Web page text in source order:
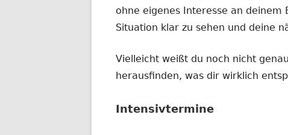
ohne eigenes Interesse an deinem
Situation klar zu sehen und deine
Vielleicht weißt du noch nicht
herausfinden, was dir wirklich
Intensivtermine